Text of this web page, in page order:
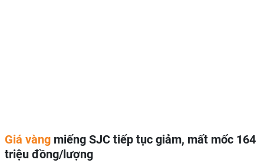
Giá vàng miếng SJC tiếp tục giảm, mất mốc 164
triệu đồng/lượng